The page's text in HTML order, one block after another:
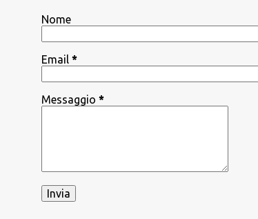
Nome
Email *
Messaggio *